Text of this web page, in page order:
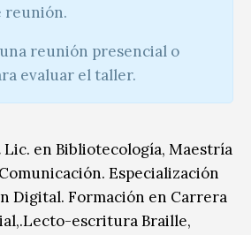
reunión.
reunión presencial o
evaluar el taller.
Lic. en Bibliotecología, Maestría
Especialización
Digital. Formación en Carrera
escritura Braille,